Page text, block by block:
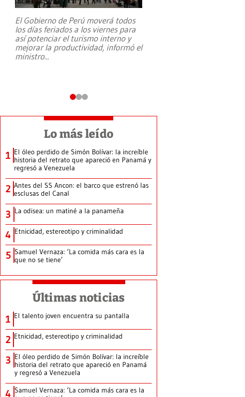
El Gobierno de Perú moverá todos
los días feriados a los viernes para
así potenciar el turismo interno y
mejorar la productividad, informó el
ministro...
Lo más leído
1 El óleo perdido de Simón Bolívar: la increíble
historia del retrato que apareció en Panamá y
regresó a Venezuela
2 Antes del SS Ancon: el barco que estrenó las
esclusas del Canal
3 La odisea: un matiné a la panameña
4 Etnicidad, estereotipo y criminalidad
5 Samuel Vernaza: ‘La comida más cara es la
que no se tiene’
Últimas noticias
1 El talento joven encuentra su pantalla​
2 Etnicidad, estereotipo y criminalidad
3 El óleo perdido de Simón Bolívar: la increíble
historia del retrato que apareció en Panamá
y regresó a Venezuela
4 Samuel Vernaza: ‘La comida más cara es la